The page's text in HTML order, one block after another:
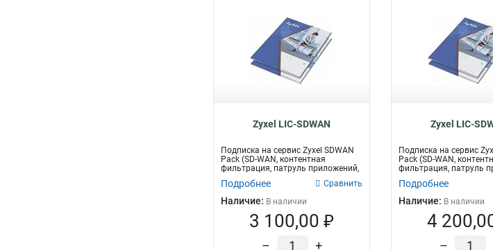
Zyxel LIC-SDWAN
Подписка на сервис Zyxel SDWAN
Pack (SD-WAN, контентная
фильтрация, патруль приложений,
GeoEnfo...
Подробнее Сравнить
Наличие: В наличии
3 100,00 ₽
– +
Zyxel LIC-
Подписка на сервис
Pack (SD-WAN,
фильтрация, патруль
GeoEnfo...
Подробнее
Наличие: В наличии
4
–